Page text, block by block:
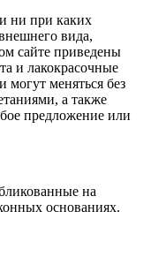
ни при каких
вида,
сайте приведены
и лакокрасочные
меняться без
а также
предложение или
на
основаниях.